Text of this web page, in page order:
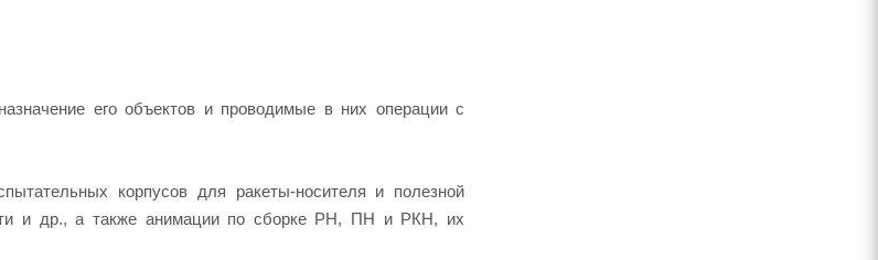
его объектов и проводимые в них операции с
корпусов для ракеты-носителя и полезной
и др., а также анимации по сборке РН, ПН и РКН, их